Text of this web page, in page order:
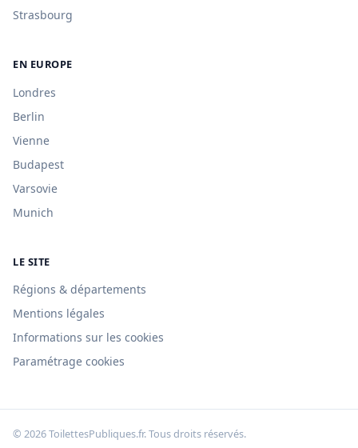
Strasbourg
EN EUROPE
Londres
Berlin
Vienne
Budapest
Varsovie
Munich
LE SITE
Régions & départements
Mentions légales
Informations sur les cookies
Paramétrage cookies
© 2026 ToilettesPubliques.fr. Tous droits réservés.